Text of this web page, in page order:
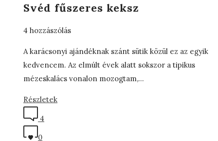
Svéd fűszeres keksz
4 hozzászólás
A karácsonyi ajándéknak szánt sütik közül ez az egyik
kedvencem. Az elmúlt évek alatt sokszor a tipikus
mézeskalács vonalon mozogtam,…
Részletek
4
0